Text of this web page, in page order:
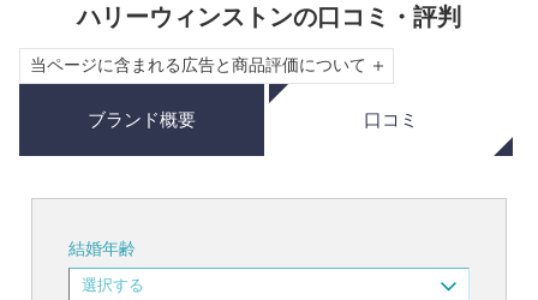
ハリーウィンストンの口コミ・評判
当ページに含まれる広告と商品評価について
ブランド概要 口コミ